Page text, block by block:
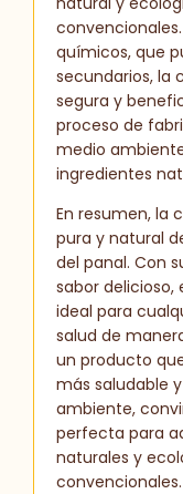
químicos, que
secundarios, la
segura y
proceso de
medio
ingredientes
En resumen, la
pura y natural
del panal. Con
sabor
ideal para
salud de
un producto
más saludable
ambiente,
perfecta para
naturales y
convencionales.